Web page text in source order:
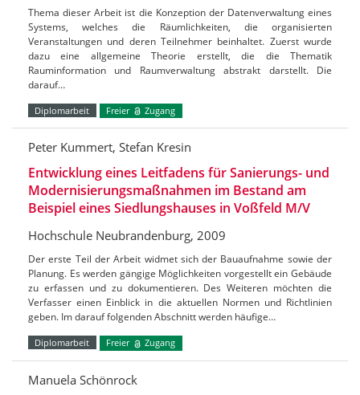
Thema dieser Arbeit ist die Konzeption der Datenverwaltung eines
Systems, welches die Räumlichkeiten, die organisierten
Veranstaltungen und deren Teilnehmer beinhaltet. Zuerst wurde
dazu eine allgemeine Theorie erstellt, die die Thematik
Rauminformation und Raumverwaltung abstrakt darstellt. Die
darauf…
Diplomarbeit Freier Zugang
Peter Kummert, Stefan Kresin
Entwicklung eines Leitfadens für Sanierungs- und
Modernisierungsmaßnahmen im Bestand am
Beispiel eines Siedlungshauses in Voßfeld M/V
Hochschule Neubrandenburg, 2009
Der erste Teil der Arbeit widmet sich der Bauaufnahme sowie der
Planung. Es werden gängige Möglichkeiten vorgestellt ein Gebäude
zu erfassen und zu dokumentieren. Des Weiteren möchten die
Verfasser einen Einblick in die aktuellen Normen und Richtlinien
geben. Im darauf folgenden Abschnitt werden häufige…
Diplomarbeit Freier Zugang
Manuela Schönrock